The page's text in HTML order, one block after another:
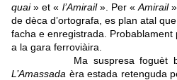
quai» et « l’Amirail». Per «Amirail»
de dèca d’ortografa, es plan atal
facha e enregistrada.
a la gara ferroviàira.
Ma suspresa foguèt bèla
L’Amassada èra estada retenguda